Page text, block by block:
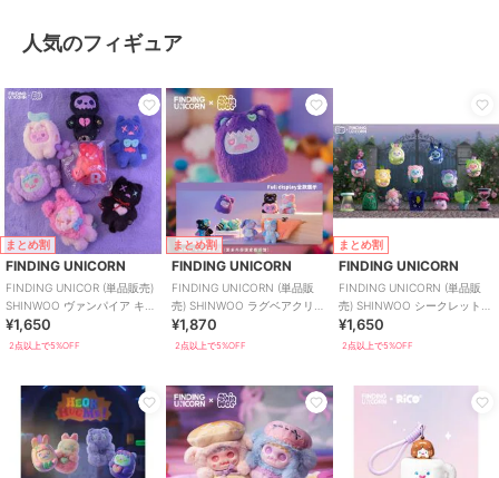
人気のフィギュア
まとめ割
FINDING UNICORN
FINDING UNICOR (単品販売)
SHINWOO ヴァンパイア キャ
ンディ ブラインド
¥1,650
2点以上で5%OFF
まとめ割
FINDING UNICORN
FINDING UNICORN (単品販
売) SHINWOO ラグベアクリニ
ック ブラインド
¥1,870
2点以上で5%OFF
まとめ割
FINDING UNICORN
FINDING UNICORN (単品販
売) SHINWOO シークレットベ
アガーデン ブラインド
¥1,650
2点以上で5%OFF